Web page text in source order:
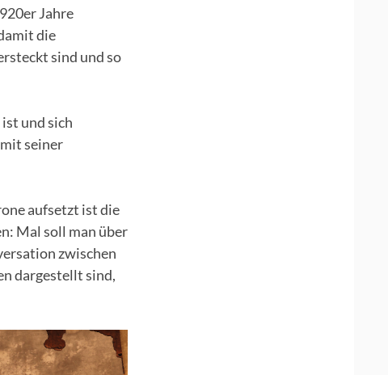
Jahre
die
sind und so
und sich
seiner
aufsetzt ist die
Mal soll man über
zwischen
dargestellt sind,